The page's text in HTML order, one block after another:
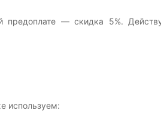
— скидка 5%.
используем: